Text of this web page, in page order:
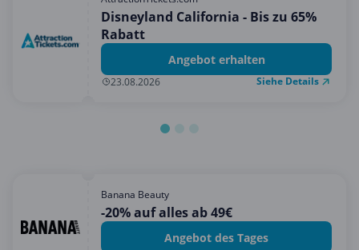
Mobilfunk & Internet
Mode & Accessoires
Disneyland California - Bis zu 65%
Rabatt
Angebot erhalten
23.08.2026 Siehe Details
Banana Beauty
-20% auf alles ab 49€
Angebot des Tages